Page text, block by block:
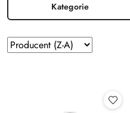
Kategorie
Zastosowano
sortowanie:
Sortuj
według